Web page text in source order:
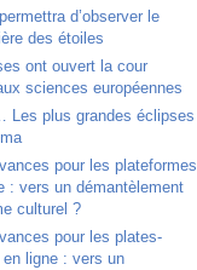
d’observer le
des étoiles
ont ouvert la cour
sciences européennes
Les plus grandes éclipses
pour les plateformes
: vers un démantèlement
culturel ?
pour les plates-
ligne : vers un